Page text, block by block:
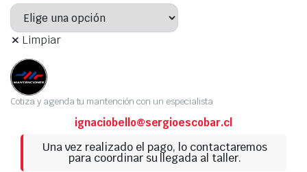
Limpiar
Cotiza y agenda tu mantención con un especialista
ignaciobello@sergioescobar.cl
Una vez realizado el pago, lo contactaremos
para coordinar su llegada al taller.